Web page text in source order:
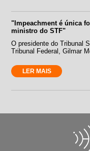
"Impeachment é única
ministro do STF"
O presidente do Tribunal
Tribunal Federal, Gilmar
LER MAIS